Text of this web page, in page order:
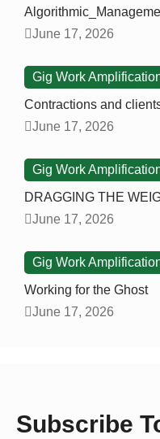
June 17, 2026
Gig Work
Contractions and
June 17, 2026
Gig Work
DRAGGING THE
June 17, 2026
Gig Work
Working for the Ghost
June 17, 2026
Subscribe